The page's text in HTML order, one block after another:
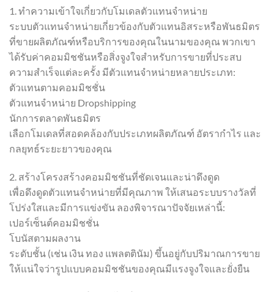
1. ทำความเข้าใจเกี่ยวกับโมเดลตัวแทนจำหน่าย
ระบบตัวแทนจำหน่ายเกี่ยวข้องกับตัวแทนอิสระหรือพันธมิตร
ที่ขายผลิตภัณฑ์หรือบริการของคุณในนามของคุณ พวกเขา
ได้รับค่าคอมมิชชันหรือสิ่งจูงใจสำหรับการขายที่ประสบ
ความสำเร็จแต่ละครั้ง มีตัวแทนจำหน่ายหลายประเภท:
ตัวแทนตามคอมมิชชั่น
ตัวแทนจำหน่าย Dropshipping
นักการตลาดพันธมิตร
เลือกโมเดลที่สอดคล้องกับประเภทผลิตภัณฑ์ อัตรากำไร และ
กลยุทธ์ระยะยาวของคุณ
2. สร้างโครงสร้างคอมมิชชันที่ชัดเจนและน่าดึงดูด
เพื่อดึงดูดตัวแทนจำหน่ายที่มีคุณภาพ ให้เสนอระบบรางวัลที่
โปร่งใสและมีการแข่งขัน ลองพิจารณาปัจจัยเหล่านี้:
เปอร์เซ็นต์คอมมิชชั่น
โบนัสตามผลงาน
ระดับชั้น (เช่น เงิน ทอง แพลตตินัม) ขึ้นอยู่กับปริมาณการขาย
ให้แน่ใจว่ารูปแบบคอมมิชชันของคุณมีแรงจูงใจและยั่งยืน